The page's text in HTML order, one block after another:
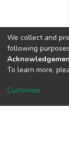
View
We collect and
following
To learn more,
Customize